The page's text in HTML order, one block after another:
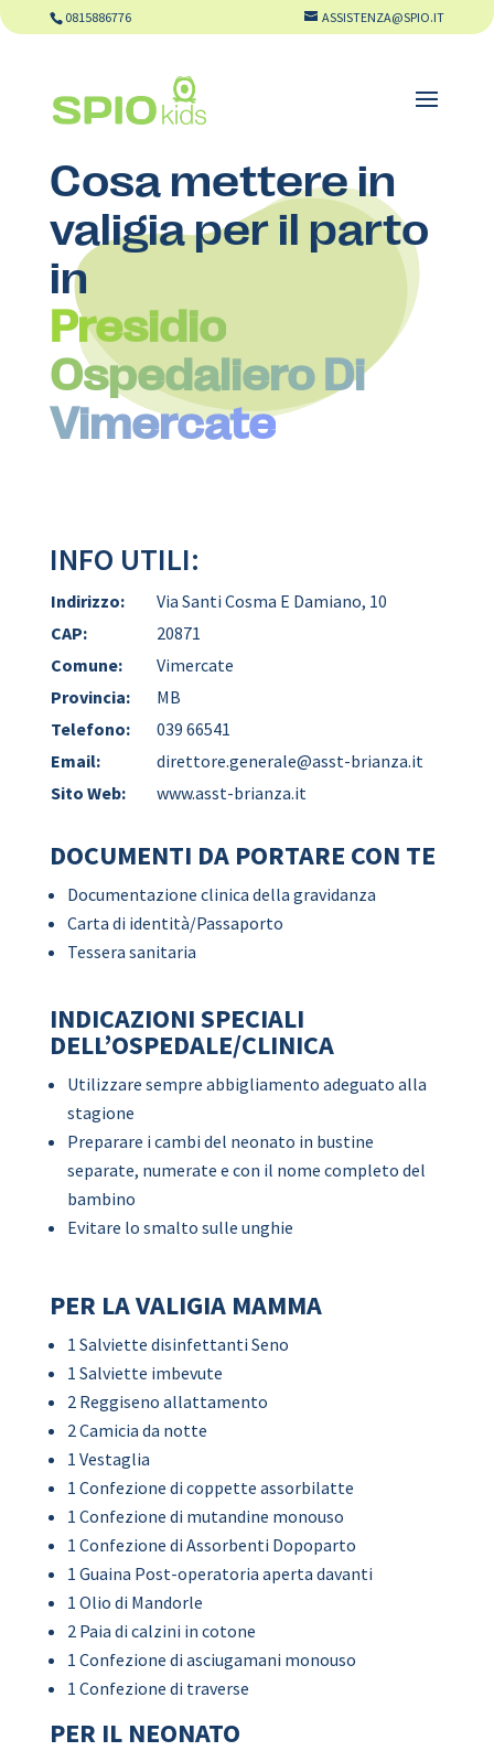
0815886776 ASSISTENZA@SPIO.IT
Cosa mettere in
valigia per il parto
in
Presidio
Ospedaliero Di
Vimercate
INFO UTILI:
Indirizzo:
Via Santi Cosma E Damiano, 10
CAP:
20871
Comune:
Vimercate
Provincia:
MB
Telefono:
039 66541
Email:
direttore.generale@asst-brianza.it
Sito Web:
www.asst-brianza.it
DOCUMENTI DA PORTARE CON TE
Documentazione clinica della gravidanza
Carta di identità/Passaporto
Tessera sanitaria
INDICAZIONI SPECIALI
DELL’OSPEDALE/CLINICA
Utilizzare sempre abbigliamento adeguato alla
stagione
Preparare i cambi del neonato in bustine
separate, numerate e con il nome completo del
bambino
Evitare lo smalto sulle unghie
PER LA VALIGIA MAMMA
1 Salviette disinfettanti Seno
1 Salviette imbevute
2 Reggiseno allattamento
2 Camicia da notte
1 Vestaglia
1 Confezione di coppette assorbilatte
1 Confezione di mutandine monouso
1 Confezione di Assorbenti Dopoparto
1 Guaina Post-operatoria aperta davanti
1 Olio di Mandorle
2 Paia di calzini in cotone
1 Confezione di asciugamani monouso
1 Confezione di traverse
PER IL NEONATO